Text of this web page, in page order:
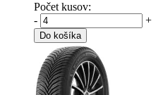
Počet kusov:
-
+
Do košíka